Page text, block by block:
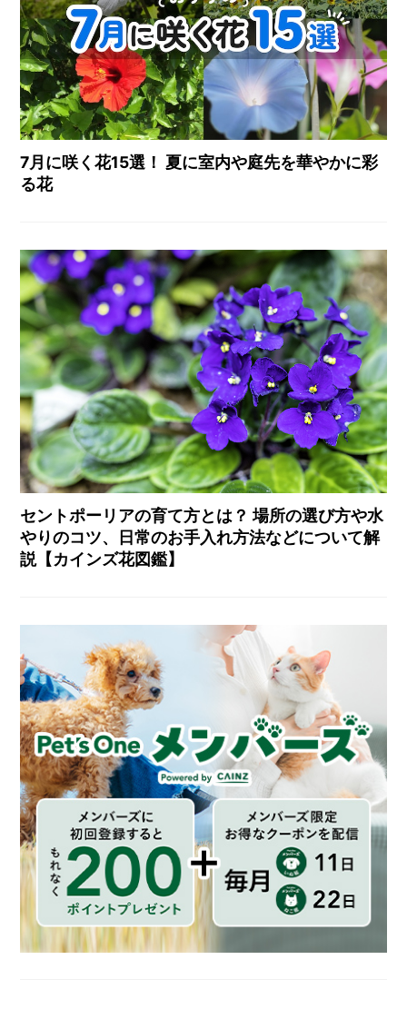
7月に咲く花15選！ 夏に室内や庭先を華やかに彩
る花
セントポーリアの育て方とは？ 場所の選び方や水
やりのコツ、日常のお手入れ方法などについて解
説【カインズ花図鑑】